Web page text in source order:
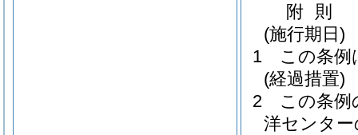
附 則
(施行期日)
1
この条例
(経過措置)
2
この条例
洋センタ